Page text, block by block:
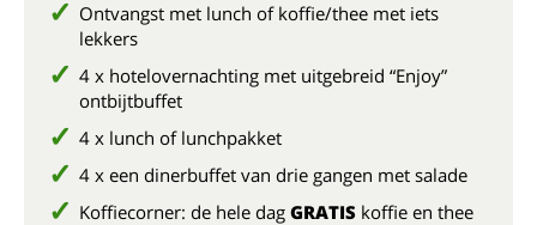
Ontvangst met lunch of koffie/thee met iets
lekkers
4 x hotelovernachting met uitgebreid “Enjoy”
ontbijtbuffet
4 x lunch of lunchpakket
4 x een dinerbuffet van drie gangen met salade
Koffiecorner: de hele dag GRATIS koffie en thee